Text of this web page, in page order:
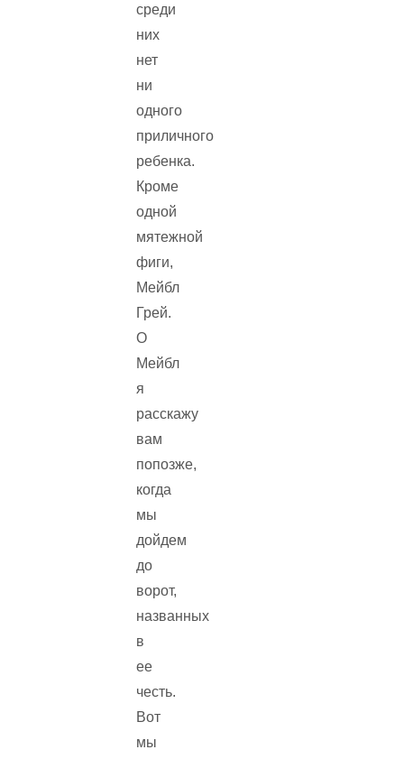
среди
них
нет
ни
одного
приличного
ребенка.
Кроме
одной
мятежной
фиги,
Мейбл
Грей.
О
Мейбл
я
расскажу
вам
попозже,
когда
мы
дойдем
до
ворот,
названных
в
ее
честь.
Вот
мы